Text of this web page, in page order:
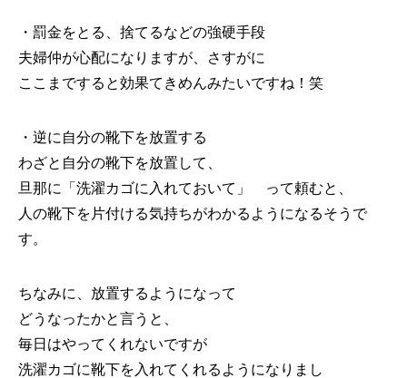
・罰金をとる、捨てるなどの強硬手段
夫婦仲が心配になりますが、さすがに
ここまですると効果てきめんみたいですね！笑
・逆に自分の靴下を放置する
わざと自分の靴下を放置して、
旦那に「洗濯カゴに入れておいて」 って頼むと、
人の靴下を片付ける気持ちがわかるようになるそうで
す。
ちなみに、放置するようになって
どうなったかと言うと、
毎日はやってくれないですが
洗濯カゴに靴下を入れてくれるようになりまし